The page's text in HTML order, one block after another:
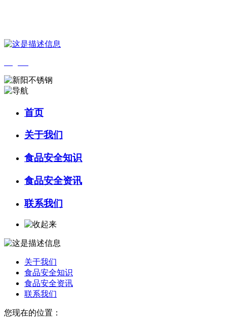
首页
关于我们
食品安全知识
食品安全资讯
联系我们
关于我们
食品安全知识
食品安全资讯
联系我们
您现在的位置：